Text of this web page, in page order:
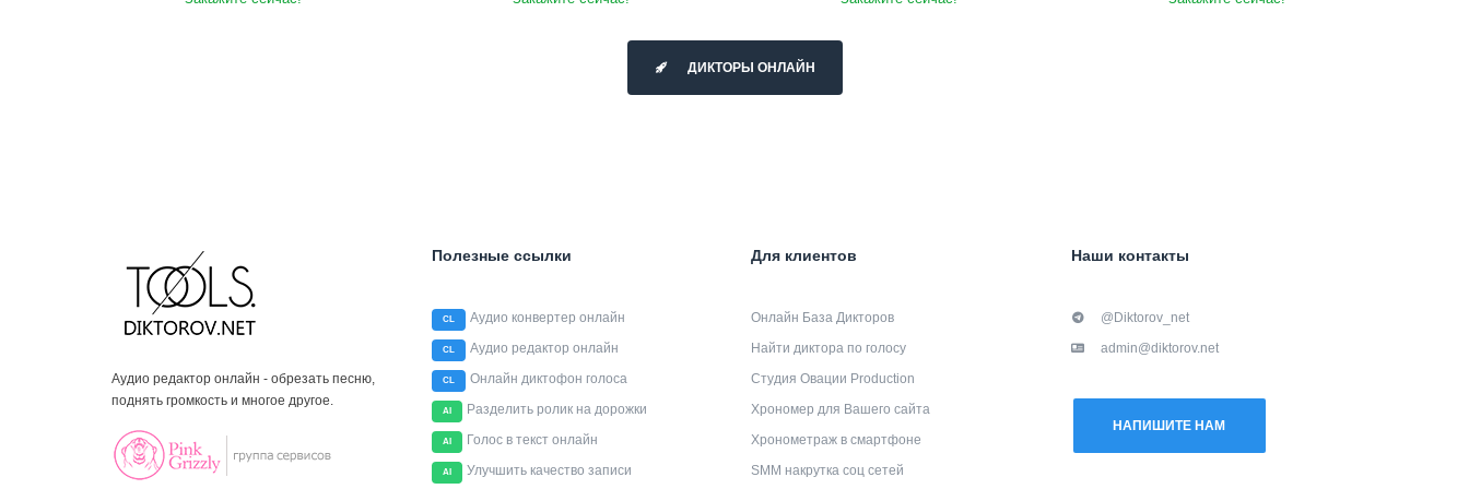
ДИКТОРЫ ОНЛАЙН
Аудио редактор онлайн - обрезать песню,
поднять громкость и многое другое.
Полезные ссылки
CL Аудио конвертер онлайн
CL Аудио редактор онлайн
CL Онлайн диктофон голоса
AI Разделить ролик на дорожки
AI Голос в текст онлайн
AI Улучшить качество записи
Для клиентов
Онлайн База Дикторов
Найти диктора по голосу
Студия Овации Production
Хрономер для Вашего сайта
Хронометраж в смартфоне
SMM накрутка соц сетей
Наши контакты
@Diktorov_net
admin@diktorov.net
НАПИШИТЕ НАМ